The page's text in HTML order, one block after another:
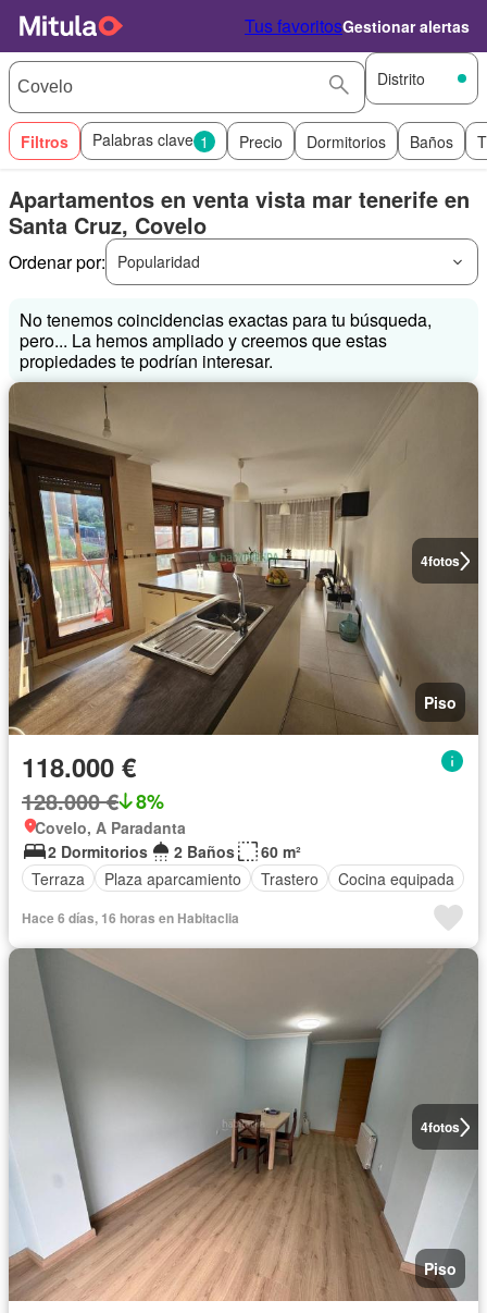
Tus favoritosGestionar alertas
Distrito
Filtros Palabras clave 1 Precio Dormitorios Baños
Apartamentos en venta vista mar tenerife en
Santa Cruz, Covelo
Ordenar por: Popularidad
No tenemos coincidencias exactas para tu búsqueda,
pero... La hemos ampliado y creemos que estas
propiedades te podrían interesar.
4fotos
Piso
118.000 €
128.000 € 8%
Covelo, A Paradanta
2 Dormitorios
2 Baños
60 m²
Terraza
Plaza aparcamiento Trastero Cocina equipada
Hace 6 días, 16 horas en Habitaclia
4fotos
Piso